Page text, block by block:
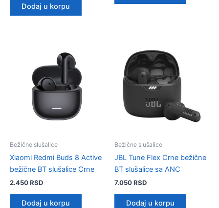
Dodaj u korpu
Bežične slušalice
Xiaomi Redmi Buds 8 Active
bežične BT slušalice Crne
2.450RSD
Dodaj u korpu
Bežične slušalice
JBL Tune Flex Crne bežične
BT slušalice sa ANC
7.050RSD
Dodaj u korpu